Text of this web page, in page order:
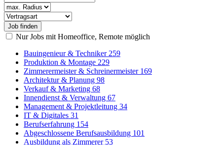
Radius
Vertragsart
Nur Jobs mit Homeoffice, Remote möglich
Bauingenieur & Techniker 259
Produktion & Montage 229
Zimmerermeister & Schreinermeister 169
Architektur & Planung 98
Verkauf & Marketing 68
Innendienst & Verwaltung 67
Management & Projektleitung 34
IT & Digitales 31
Berufserfahrung 154
Abgeschlossene Berufsausbildung 101
Ausbildung als Zimmerer 53